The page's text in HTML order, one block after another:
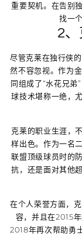
重要契机。在告别
找一
2
尽管克莱在独行侠
然不容忽视。作为
同组成了“水花兄
球技术堪称一绝，
克莱的职业生涯，
样出色。作为一名
联盟顶级球员时的
抗，还是面对其他
在个人荣誉方面，
容，并且在2015
2018年再次帮助勇